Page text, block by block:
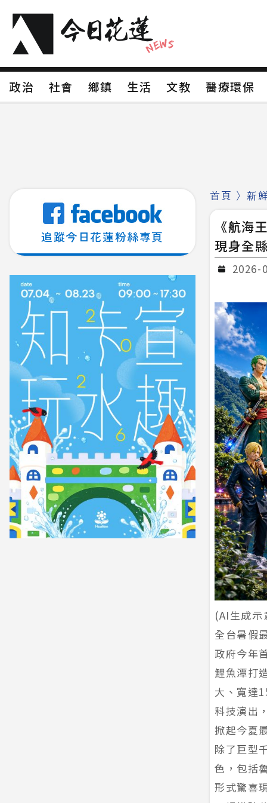
政治 社會 鄉鎮 生活 文教
醫療環保
追蹤今日花蓮粉絲專頁
首頁 〉 新
《航海
現身全
2026-
(AI生成示
全台暑假
政府今年
鯉魚潭打
大、寬達
科技演出
掀起今夏
除了巨型
色，包括
形式驚喜
政治 社會 鄉鎮 生活 文教 醫療環保